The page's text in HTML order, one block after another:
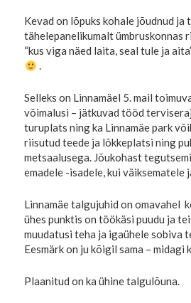
Kevad on lõpuks kohale jõudnud ja
tähelepanelikumalt ümbruskonnas
“kus viga näed laita, seal tule ja
.
Selleks on Linnamäel 5. mail
võimalusi – jätkuvad tööd
turuplats ning ka Linnamäe park
riisutud teede ja lõkkeplatsi ning
metsaalusega. Jõukohast
emadele -isadele, kui väiksematele
Linnamäe talgujuhid on omavahel
ühes punktis on töökäsi puudu ja
muudatusi teha ja igaühele sobiva
Eesmärk on ju kõigil sama – midagi
Plaanitud on ka ühine talgulõuna.